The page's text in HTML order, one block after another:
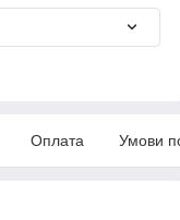
Оплата Умови